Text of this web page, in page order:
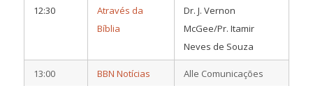
12:30
Através da
Bíblia
Dr. J. Vernon
McGee/Pr. Itamir
Neves de Souza
13:00 BBN Notícias Alle Comunicações